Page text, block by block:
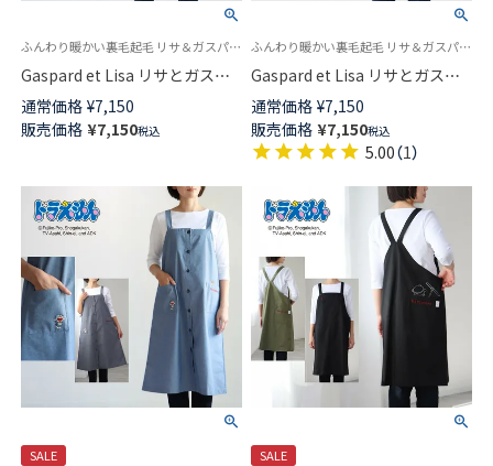
ふんわり暖かい裏毛起毛 リサ＆ガスパール刺しゅう
Gaspard et Lisa リサとガスパ
ール 裏毛フリース起毛 ウルー
ウニ柄 半袖チュニック エプロ
ン レディース 70834014
通常価格 ¥7,150
販売価格 ¥7,150税込
ふんわり暖かい裏毛起毛 リサ＆ガスパール刺しゅう
Gaspard et Lisa リサとガスパ
ール 裏毛フリース起毛 ウルー
ウニ柄 背付き 前ボタン エプロ
ン レディース 70834013
通常価格 ¥7,150
販売価格 ¥7,150税込
5.00（1）
SALE
SALE